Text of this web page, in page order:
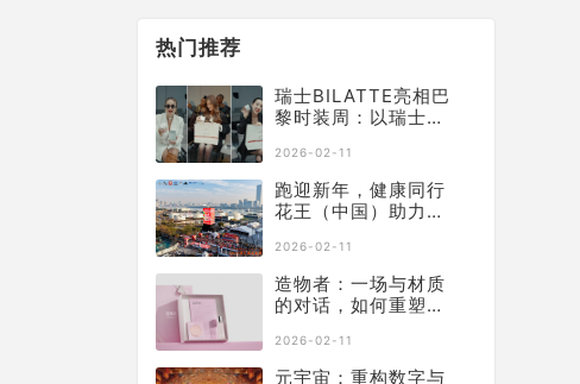
热门推荐
瑞士BILATTE亮相巴
黎时装周：以瑞士院
好莱坞顶级化妆师挚
荐
2026-02-11
跑迎新年，健康同行
花王（中国）助力徐
画上活力句点
2026-02-11
造物者：一场与材质
的对话，如何重塑软
2026-02-11
元宇宙：重构数字与